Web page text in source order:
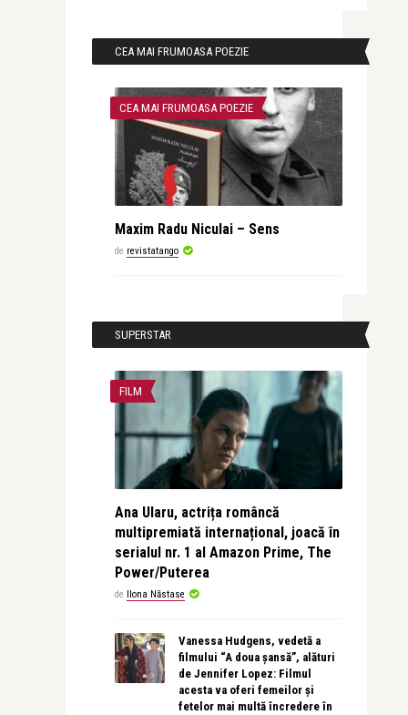
CEA MAI FRUMOASA POEZIE
CEA MAI FRUMOASA POEZIE
Maxim Radu Niculai – Sens
de revistatango
SUPERSTAR
FILM
Ana Ularu, actrița româncă
multipremiată internațional, joacă în
serialul nr. 1 al Amazon Prime, The
Power/Puterea
de Ilona Năstase
Vanessa Hudgens, vedetă a
filmului “A doua șansă”, alături
de Jennifer Lopez: Filmul
acesta va oferi femeilor și
fetelor mai multă încredere în